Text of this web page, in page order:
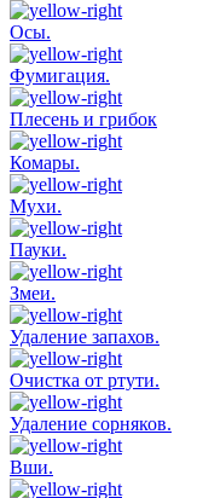
Осы.
Фумигация.
Плесень и грибок
Комары.
Мухи.
Пауки.
Змеи.
Удаление запахов.
Очистка от ртути.
Удаление сорняков.
Вши.